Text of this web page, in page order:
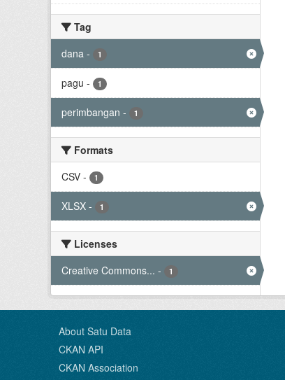
Tag
dana - 1
pagu - 1
perimbangan - 1
Formats
CSV - 1
XLSX - 1
Licenses
Creative Commons... - 1
About Satu Data
CKAN API
CKAN Association